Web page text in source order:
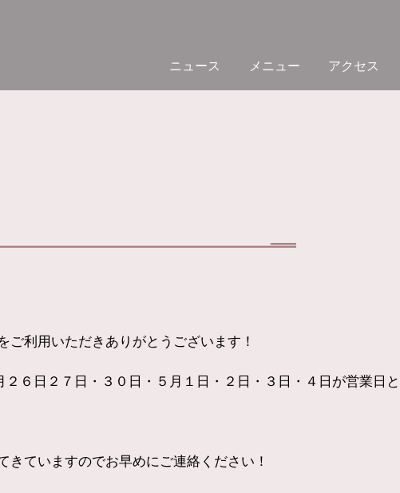
ニュース メニュー アクセス
ご利用いただきありがとうございます！
６日２７日・３０日・５月１日・２日・３日・４日が営業日と
きていますのでお早めにご連絡ください！